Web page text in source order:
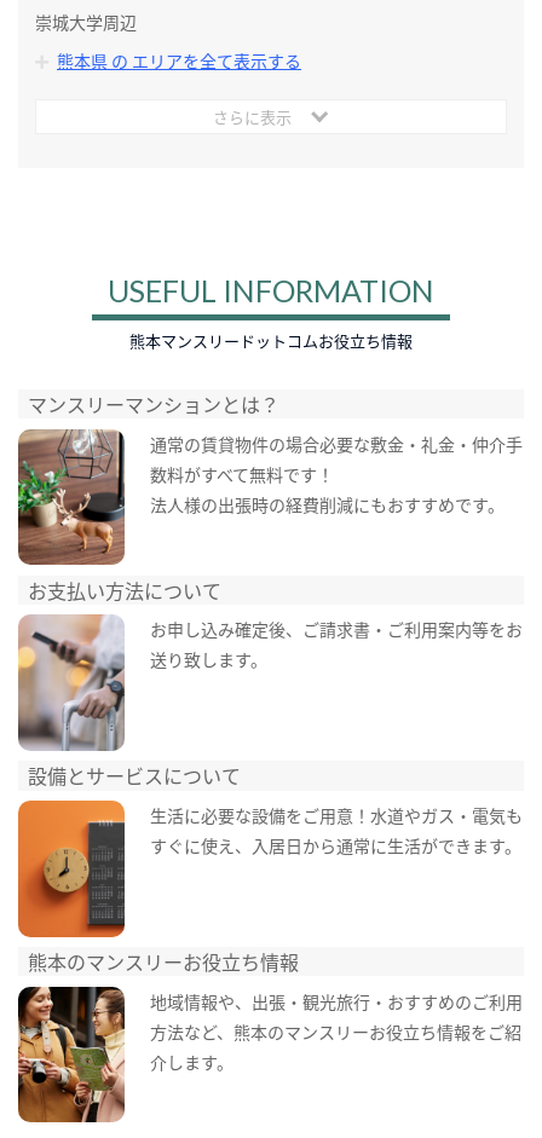
崇城大学周辺
熊本県 の エリアを全て表示する
さらに表示
USEFUL INFORMATION
熊本マンスリードットコムお役立ち情報
マンスリーマンションとは？
通常の賃貸物件の場合必要な敷金・礼金・仲介手
数料がすべて無料です！
法人様の出張時の経費削減にもおすすめです。
お支払い方法について
お申し込み確定後、ご請求書・ご利用案内等をお
送り致します。
設備とサービスについて
生活に必要な設備をご用意！水道やガス・電気も
すぐに使え、入居日から通常に生活ができます。
熊本のマンスリーお役立ち情報
地域情報や、出張・観光旅行・おすすめのご利用
方法など、熊本のマンスリーお役立ち情報をご紹
介します。